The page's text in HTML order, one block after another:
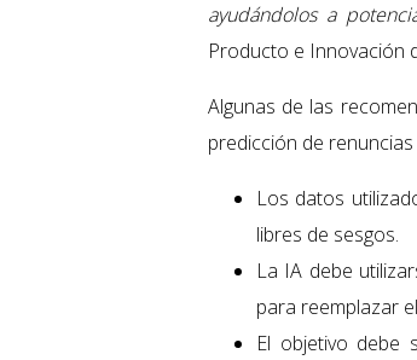
ayudándolos a
Producto e Innovación
Algunas de las
predicción de renuncias
Los datos
libres de sesgos.
La IA debe
para reemplazar
El objetivo